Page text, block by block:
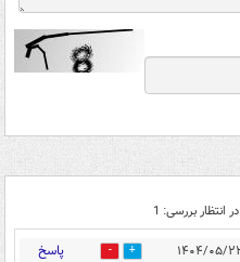
در انتظار بررسی: 1
5 پاسخ